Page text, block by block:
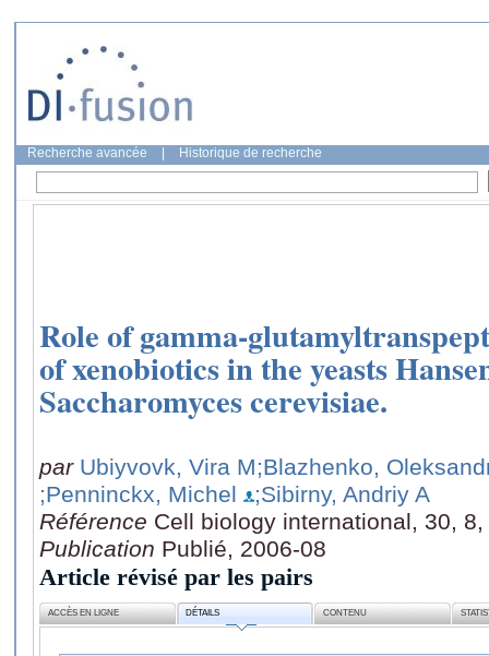
Recherche avancée Historique de recherche
Role of gamma-
of xenobiotics in the yeasts
Saccharomyces cerevisiae.
par Ubiyvovk, Vira M;Blazhenko,
;Penninckx, Michel
;Sibirny, Andriy A
Référence Cell biology international, 30,
Publication Publié, 2006-08
Article révisé par les pairs
ACCÈS EN LIGNE DÉTAILS CONTENU